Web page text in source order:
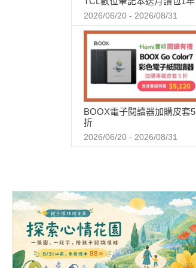
2026/06/20 - 2026/08/31
BOOX電子閱讀器加購皮套5
折
2026/06/20 - 2026/08/31